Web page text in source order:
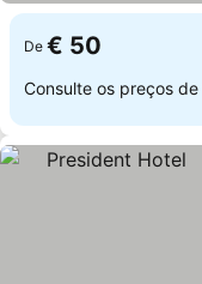
De € 50
Consulte os preços de